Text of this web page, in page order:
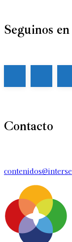
Seguinos
Contacto